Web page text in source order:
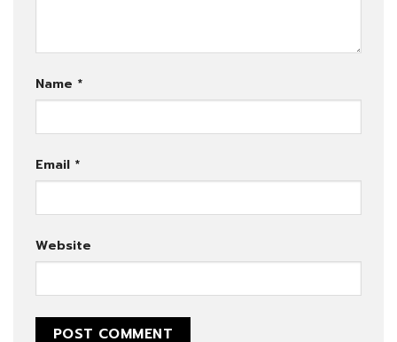
Name *
Email *
Website